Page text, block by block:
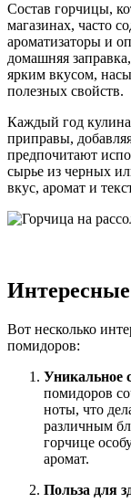
Состав горчицы,
магазинах, часто
ароматизаторы и
домашняя
ярким вкусом,
полезных свойств.
Каждый год
приправы,
предпочитают
сырье из черных
вкус, аромат и
Вот несколько
помидоров:
Уникальное
помидоров
ноты, что
различным
горчице
аромат.
Польза для